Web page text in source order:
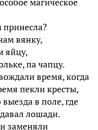
принесла?
вянку,
яйцу,
па чапцу.
время, когда
пекли кресты,
в поле, где
лошади.
заменяли